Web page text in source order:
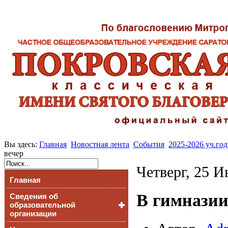
Вы здесь: Главная Новостная лента События 2025-2026 уч.год
вечер
Главная
Сведения об
образовательной
организации
Четверг, 25
В